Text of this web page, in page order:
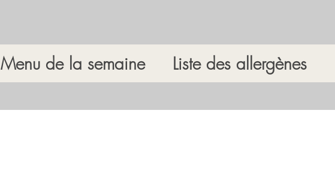
Menu de la semaine Liste des allergènes